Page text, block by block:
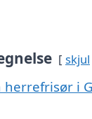
skjul
herrefrisør i